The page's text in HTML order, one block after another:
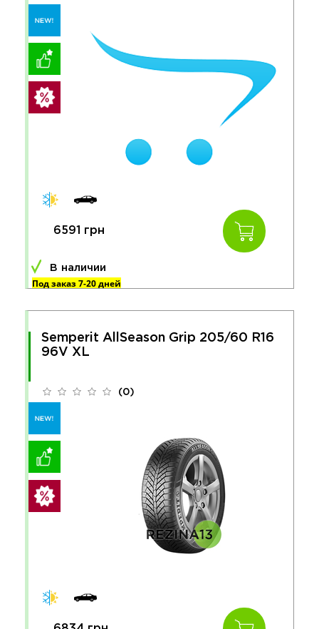
6591 грн
В наличии
Под заказ 7-20 дней
Semperit AllSeason Grip 205/60 R16
96V XL
(0)